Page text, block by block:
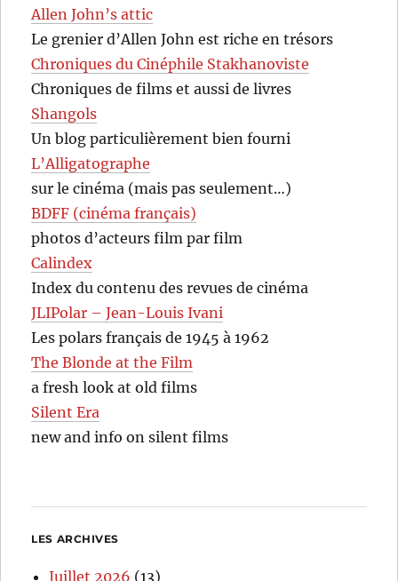
Allen John’s attic
Le grenier d’Allen John est riche en trésors
Chroniques du Cinéphile Stakhanoviste
Chroniques de films et aussi de livres
Shangols
Un blog particulièrement bien fourni
L’Alligatographe
sur le cinéma (mais pas seulement…)
BDFF (cinéma français)
photos d’acteurs film par film
Calindex
Index du contenu des revues de cinéma
JLIPolar – Jean-Louis Ivani
Les polars français de 1945 à 1962
The Blonde at the Film
a fresh look at old films
Silent Era
new and info on silent films
LES ARCHIVES
Juillet 2026 (13)